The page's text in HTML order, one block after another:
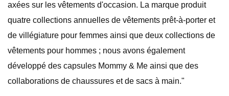
axées sur les vêtements d'occasion. La marque produit
quatre collections annuelles de vêtements prêt-à-porter et
de villégiature pour femmes ainsi que deux collections de
vêtements pour hommes ; nous avons également
développé des capsules Mommy & Me ainsi que des
collaborations de chaussures et de sacs à main."